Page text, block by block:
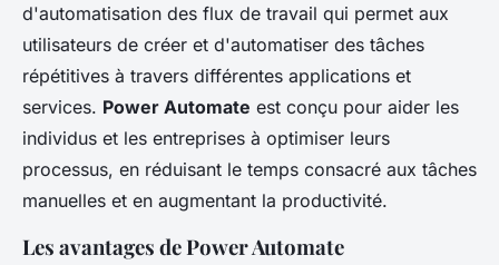
d'automatisation des flux de travail qui permet aux
utilisateurs de créer et d'automatiser des tâches
répétitives à travers différentes applications et
services. Power Automate est conçu pour aider les
individus et les entreprises à optimiser leurs
processus, en réduisant le temps consacré aux tâches
manuelles et en augmentant la productivité.
Les avantages de Power Automate